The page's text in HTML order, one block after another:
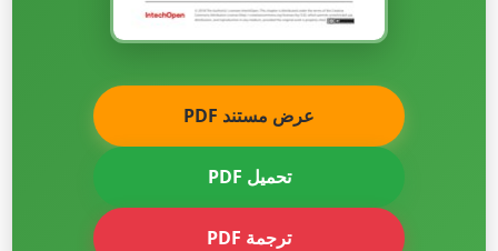
عرض مستند PDF
تحميل PDF
ترجمة PDF